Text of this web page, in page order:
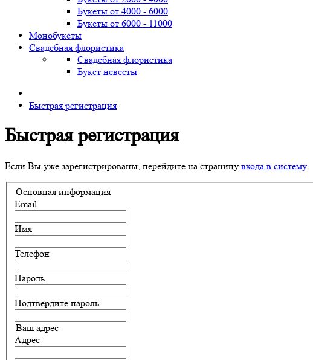
Букеты от 4000 - 6000
Букеты от 6000 - 11000
Монобукеты
Свадебная флористика
Свадебная флористика
Букет невесты
Быстрая регистрация
Быстрая регистрация
Если Вы уже зарегистрированы, перейдите на страницу входа в систему.
Основная информация
Email
Имя
Телефон
Пароль
Подтвердите пароль
Ваш адрес
Адрес